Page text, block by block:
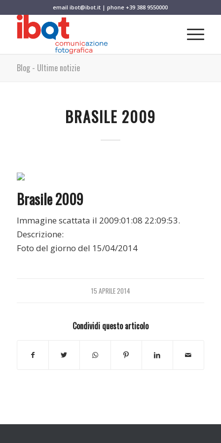
emailibot@ibot.it | phone+39 388 9550000
Blog - Ultime notizie
BRASILE 2009
Brasile 2009
Immagine scattata il 2009:01:08 22:09:53.
Descrizione:
Foto del giorno del 15/04/2014
15 APRILE 2014
Condividi questo articolo